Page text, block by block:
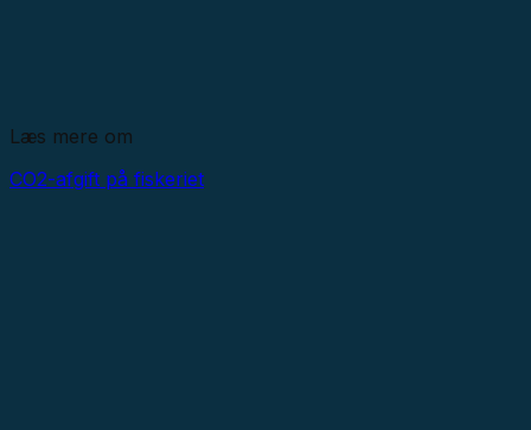
Læs mere om
CO2-afgift på fiskeriet